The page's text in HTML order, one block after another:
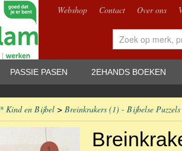
Webshop Contact Over ons
PASSIE PASEN 2EHANDS BOEKEN
* Kind en Bijbel > Breinkrakers (1) - Bijbelse